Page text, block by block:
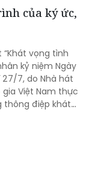
của ký ức,
vọng tình
kỷ niệm Ngày
7, do Nhà hát
gia Việt Nam thực
thông điệp khát